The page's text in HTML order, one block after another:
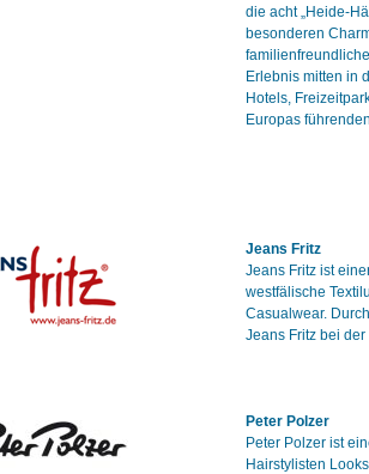
die acht „Heide-
besonderen
Erlebnis mitten in
Hotels,
Europas
Jeans Fritz
Jeans Fritz ist
westfälische
Casualwear.
Jeans Fritz bei
Peter Polzer
Peter Polzer ist
Hairstylisten